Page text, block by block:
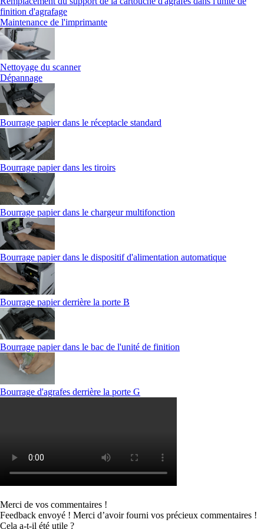
finition d'agrafage
Maintenance de l'imprimante
Nettoyage du scanner
Dépannage
Bourrage papier dans le réceptacle standard
Bourrage papier dans les tiroirs
Bourrage papier dans le chargeur multifonction
Bourrage papier dans le dispositif d'alimentation automatique
Bourrage papier derrière la porte B
Bourrage papier dans le bac de l'unité de finition
Bourrage d'agrafes derrière la porte G
Merci de vos commentaires !
Feedback envoyé ! Merci d’avoir fourni vos précieux commentaires !
Cela a-t-il été utile ?